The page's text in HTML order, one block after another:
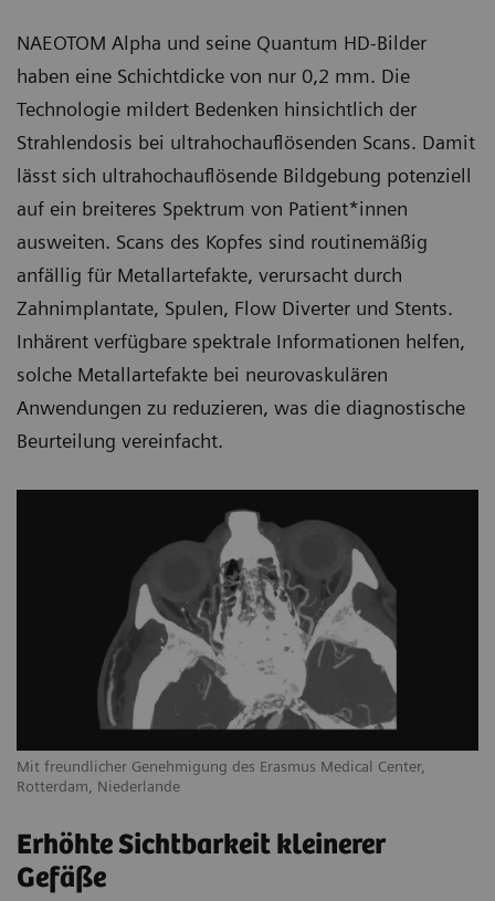
NAEOTOM Alpha und seine Quantum HD-Bilder
haben eine Schichtdicke von nur 0,2 mm. Die
Technologie mildert Bedenken hinsichtlich der
Strahlendosis bei ultrahochauflösenden Scans. Damit
lässt sich ultrahochauflösende Bildgebung potenziell
auf ein breiteres Spektrum von Patient*innen
ausweiten. Scans des Kopfes sind routinemäßig
anfällig für Metallartefakte, verursacht durch
Zahnimplantate, Spulen, Flow Diverter und Stents.
Inhärent verfügbare spektrale Informationen helfen,
solche Metallartefakte bei neurovaskulären
Anwendungen zu reduzieren, was die diagnostische
Beurteilung vereinfacht.
Mit freundlicher Genehmigung des Erasmus Medical Center,
Rotterdam, Niederlande
Erhöhte Sichtbarkeit kleinerer
Gefäße